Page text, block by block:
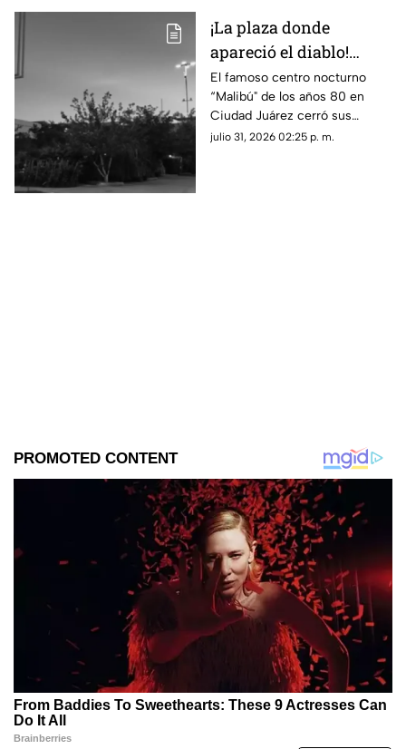
¡La plaza donde
apareció el diablo!
Aseguran que hombre
con patas de cabra se
apareció en lo que hoy
es conocida tienda en
El famoso centro nocturno
“Malibú" de los años 80 en
Ciudad Juárez cerró sus
puertas tras una terrorífica
julio 31, 2026 02:25 p. m.